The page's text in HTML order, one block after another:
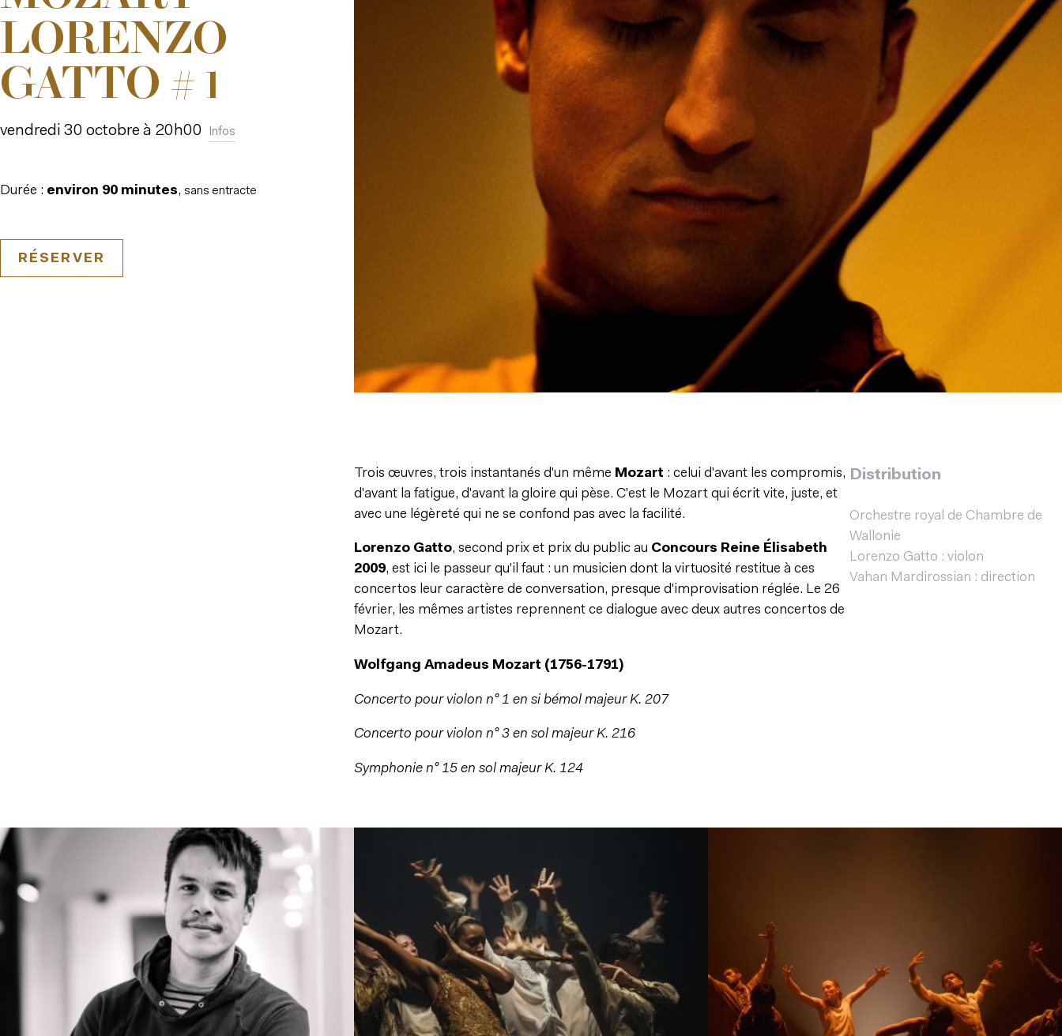
LORENZO
GATTO # 1
vendredi 30 octobre à 20h00 Infos
Durée : environ 90 minutes, sans entracte
RÉSERVER
Trois œuvres, trois instantanés d'un même Mozart : celui d'avant les compromis,
d'avant la fatigue, d'avant la gloire qui pèse. C'est le Mozart qui écrit vite, juste, et
avec une légèreté qui ne se confond pas avec la facilité.
Lorenzo Gatto, second prix et prix du public au Concours Reine Élisabeth
2009, est ici le passeur qu'il faut : un musicien dont la virtuosité restitue à ces
concertos leur caractère de conversation, presque d'improvisation réglée. Le 26
février, les mêmes artistes reprennent ce dialogue avec deux autres concertos de
Mozart.
Wolfgang Amadeus Mozart (1756-1791)
Concerto pour violon n° 1 en si bémol majeur K. 207
Concerto pour violon n° 3 en sol majeur K. 216
Symphonie n° 15 en sol majeur K. 124
Distribution
Orchestre royal de Chambre de
Wallonie
Lorenzo Gatto : violon
Vahan Mardirossian : direction